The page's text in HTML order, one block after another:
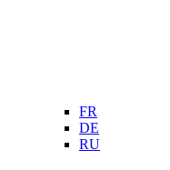
FR
DE
RU